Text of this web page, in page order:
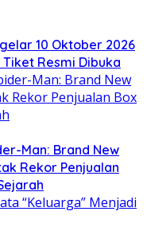
10 Oktober 2026
Resmi Dibuka
Man: Brand New
Rekor Penjualan